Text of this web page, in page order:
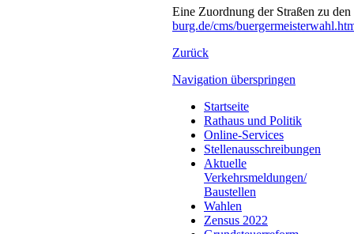
Eine Zuordnung der Straßen zu
burg.de/cms/
Zurück
Navigation überspringen
Startseite
Rathaus und Politik
Online-Services
Stellenausschreibungen
Aktuelle
Verkehrsmeldungen/
Baustellen
Wahlen
Zensus 2022